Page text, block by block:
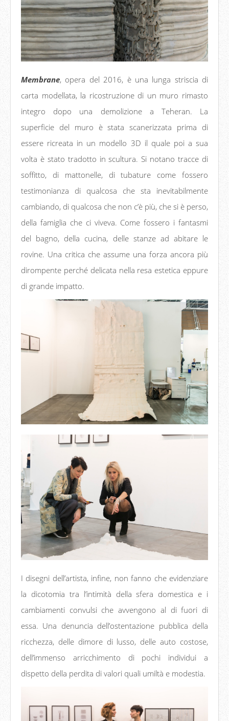
Membrane, opera del 2016, è una lunga striscia di
carta modellata, la ricostruzione di un muro rimasto
integro dopo una demolizione a Teheran. La
superficie del muro è stata scanerizzata prima di
essere ricreata in un modello 3D il quale poi a sua
volta è stato tradotto in scultura. Si notano tracce di
soffitto, di mattonelle, di tubature come fossero
testimonianza di qualcosa che sta inevitabilmente
cambiando, di qualcosa che non c’è più, che si è perso,
della famiglia che ci viveva. Come fossero i fantasmi
del bagno, della cucina, delle stanze ad abitare le
rovine. Una critica che assume una forza ancora più
dirompente perché delicata nella resa estetica eppure
di grande impatto.
I disegni dell’artista, infine, non fanno che evidenziare
la dicotomia tra l’intimità della sfera domestica e i
cambiamenti convulsi che avvengono al di fuori di
essa. Una denuncia dell’ostentazione pubblica della
ricchezza, delle dimore di lusso, delle auto costose,
dell’immenso arricchimento di pochi individui a
dispetto della perdita di valori quali umiltà e modestia.